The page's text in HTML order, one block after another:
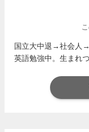
国立大中退→社会人→
英語勉強中。生まれ